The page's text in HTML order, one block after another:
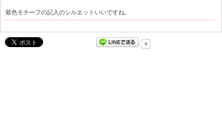
紫色モチーフの記入のシルエットいいですね。
0